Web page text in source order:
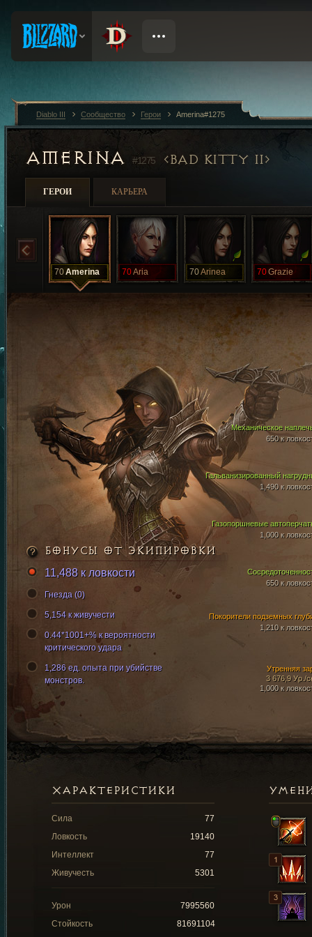
AMERINA #1275 BAD KITTY II
ГЕРОИ КАРЬЕРА
70Amerina 70Aria 70Arinea 70Grazie
Гальванизированный
1,490 к
Газопоршневые
1,000 к
Механическое
650 к
Покорители подземных
1,210 к
Утренняя
3 676,9 Ур./
1,000 к
650 к
БОНУСЫ ОТ ЭКИПИРОВКИ
11,488 к ловкости
Гнезда (0)
5,154 к живучести
0.44*1001+% к вероятности
критического удара
1,286 ед. опыта при убийстве
монстров.
ХАРАКТЕРИСТИКИ
Сила
77
Ловкость
19140
Интеллект
77
Живучесть
5301
Урон
7995560
Стойкость
81691104
Diablo III Сообщество Герои Amerina#1275